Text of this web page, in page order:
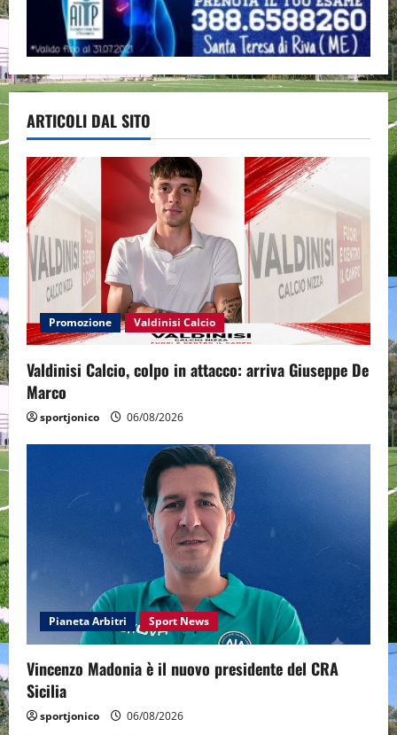
ARTICOLI DAL SITO
Promozione Valdinisi Calcio
Valdinisi Calcio, colpo in attacco: arriva Giuseppe De
Marco
sportjonico 06/08/2026
Pianeta Arbitri Sport News
Vincenzo Madonia è il nuovo presidente del CRA
Sicilia
sportjonico 06/08/2026